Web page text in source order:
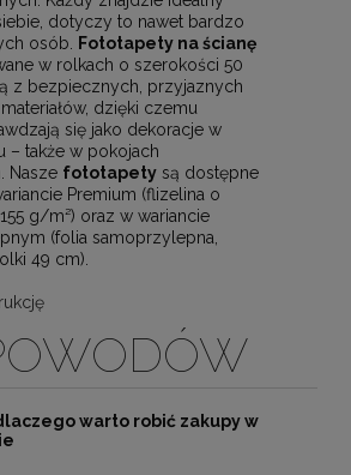
dotyczy to nawet bardzo
osób.
Fototapety na ścianę
w rolkach o szerokości 50
z bezpiecznych, przyjaznych
dzięki czemu
się jako dekoracje w
– także w pokojach
Nasze fototapety są dostępne
Premium (flizelina o
g/m²) oraz w wariancie
(folia samoprzylepna,
49 cm).
warto robić zakupy w